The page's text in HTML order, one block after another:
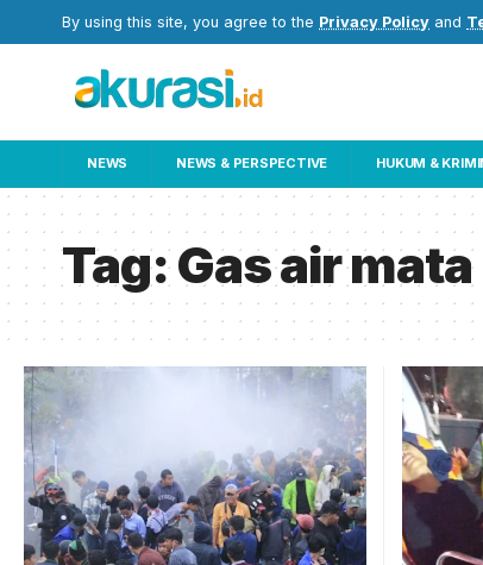
By using this site, you agree to the Privacy Policy and
NEWS NEWS & PERSPECTIVE HUKUM &
Tag:Gas air mata